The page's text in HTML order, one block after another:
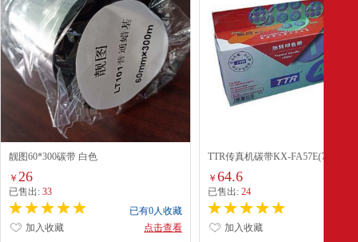
靓图60*300碳带 白色
￥ 26
已售出: 33
已有0人收藏
点击查看
加入收藏
TTR传真机碳带KX-FA57E(70m*2
￥64.6
已售出:24
加入收藏